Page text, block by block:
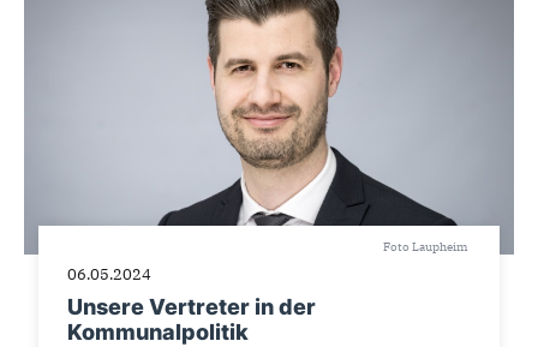
Foto Laupheim
06.05.2024
Unsere Vertreter in der
Kommunalpolitik